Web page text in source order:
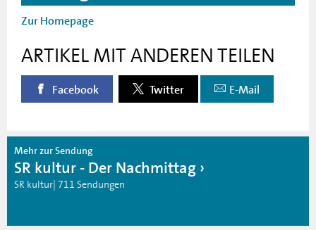
Zur Homepage
ARTIKEL MIT ANDEREN TEILEN
Facebook Twitter E-Mail
Mehr zur Sendung
SR kultur - Der Nachmittag
SR kultur| 711 Sendungen